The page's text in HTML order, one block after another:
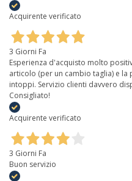
Acquirente verificato
3 Giorni Fa
Esperienza d'acquisto molto
articolo (per un cambio taglia) e la
intoppi. Servizio clienti davvero
Consigliato!
Acquirente verificato
3 Giorni Fa
Buon servizio